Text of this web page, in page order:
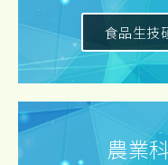
食品生技
農業